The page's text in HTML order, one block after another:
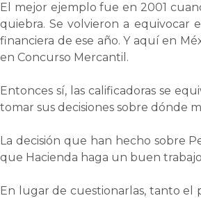
El mejor ejemplo fue en 2001
quiebra. Se volvieron a equivocar
financiera de ese año. Y aquí en
en Concurso Mercantil.
Entonces sí, las calificadoras se
tomar sus decisiones sobre dónde
La decisión que han hecho sobre
que Hacienda haga un buen
En lugar de cuestionarlas, tanto el